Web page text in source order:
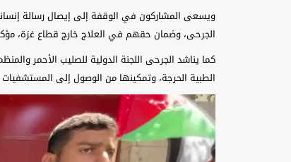
ويسعى المشاركون في الوقفة إلى إيصال رسالة
الجرحى، وضمان حقهم في العلاج خارج قطاع غزة،
كما يناشد الجرحى اللجنة الدولية للصليب الأحمر
الطبية الحرجة، وتمكينها من الوصول إلى